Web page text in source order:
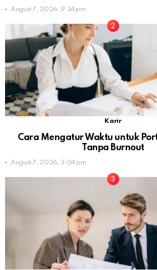
August 7, 2026, 9:34 pm
Karir
Cara Mengatur Waktu untuk
Tanpa Burnout
August 7, 2026, 3:04 pm